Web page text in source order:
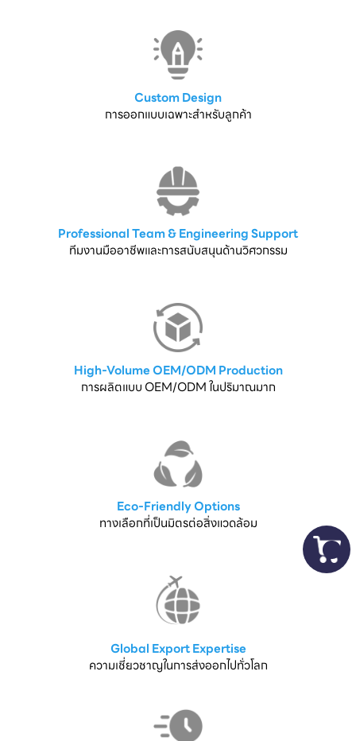
Custom Design
การออกแบบเฉพาะสำหรับลูกค้า
Professional Team & Engineering Support
ทีมงานมืออาชีพและการสนับสนุนด้านวิศวกรรม
High-Volume OEM/ODM Production
การผลิตแบบ OEM/ODM ในปริมาณมาก
Eco-Friendly Options
ทางเลือกที่เป็นมิตรต่อสิ่งแวดล้อม
Global Export Expertise
ความเชี่ยวชาญในการส่งออกไปทั่วโลก